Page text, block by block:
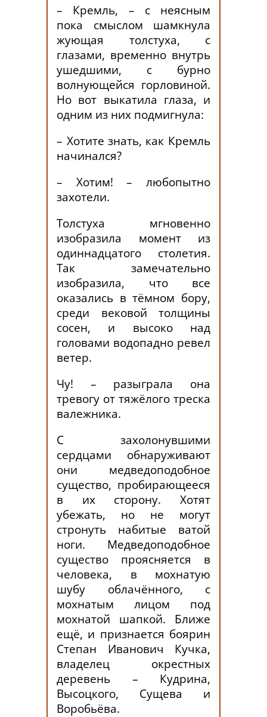
– Кремль, – с неясным
пока смыслом шамкнула
жующая толстуха, с
глазами, временно внутрь
ушедшими, с бурно
волнующейся горловиной.
Но вот выкатила глаза, и
одним из них подмигнула:
– Хотите знать, как Кремль
начинался?
– Хотим! – любопытно
захотели.
Толстуха мгновенно
изобразила момент из
одиннадцатого столетия.
Так замечательно
изобразила, что все
оказались в тёмном бору,
среди вековой толщины
сосен, и высоко над
головами водопадно ревел
ветер.
Чу! – разыграла она
тревогу от тяжёлого треска
валежника.
С захолонувшими
сердцами обнаруживают
они медведоподобное
существо, пробирающееся
в их сторону. Хотят
убежать, но не могут
стронуть набитые ватой
ноги. Медведоподобное
существо проясняется в
человека, в мохнатую
шубу облачённого, с
мохнатым лицом под
мохнатой шапкой. Ближе
ещё, и признается боярин
Степан Иванович Кучка,
владелец окрестных
деревень – Кудрина,
Высоцкого, Сущева и
Воробьёва.